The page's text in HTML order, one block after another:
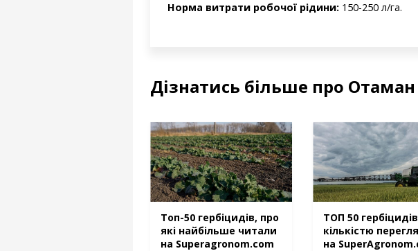
Норма витрати робочої рідини: 150-250 л/га.
Дізнатись більше про Отаман
Топ-50 гербіцидів, про
які найбільше читали
на Superagronom.com
ТОП 50
кількістю
на